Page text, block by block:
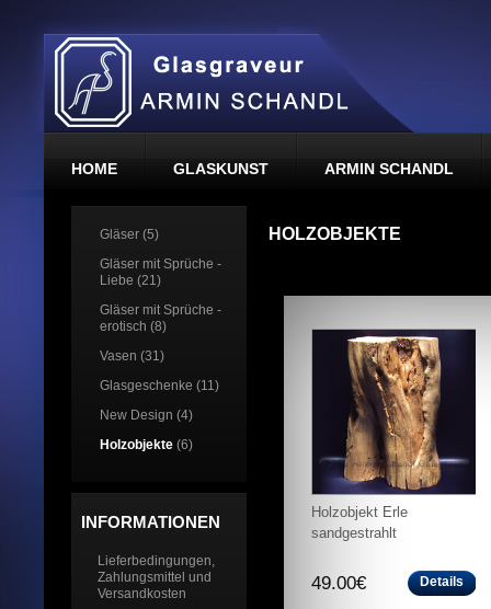
HOME GLASKUNST ARMIN SCHANDL
HOLZOBJEKTE
Holzobjekt Erle
sandgestrahlt
49.00€ Details
Gläser (5)
Gläser mit Sprüche -
Liebe (21)
Gläser mit Sprüche -
erotisch (8)
Vasen (31)
Glasgeschenke (11)
New Design (4)
Holzobjekte (6)
INFORMATIONEN
Lieferbedingungen,
Zahlungsmittel und
Versandkosten